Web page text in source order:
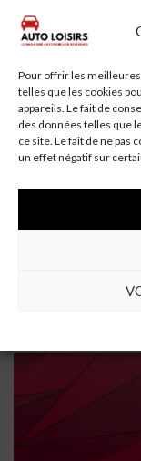
Pour offrir les
telles que les cookies
appareils. Le fait de
des données telles que
ce site. Le fait de ne
un effet négatif sur
À lire aussi
Un